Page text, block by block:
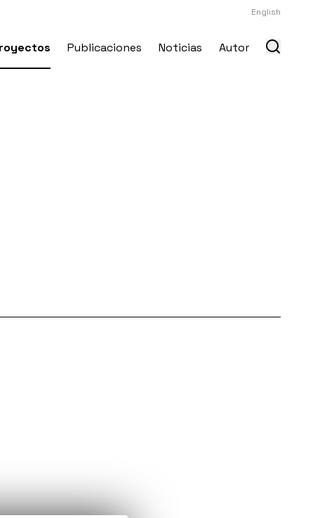
English
Publicaciones Noticias Autor